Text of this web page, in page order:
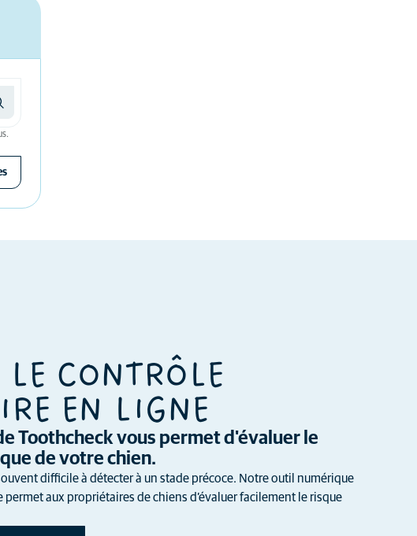
LE CONTRÔLE
EN LIGNE
Toothcheck vous permet d'évaluer le
de votre chien.
difficile à détecter à un stade précoce. Notre outil numérique
aux propriétaires de chiens d’évaluer facilement le risque